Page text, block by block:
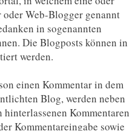
Web-Blogger genannt
in sogenannten
Die Blogposts können in
werden.
einen Kommentar in dem
Blog, werden neben
Kommentaren
Kommentareingabe sowie